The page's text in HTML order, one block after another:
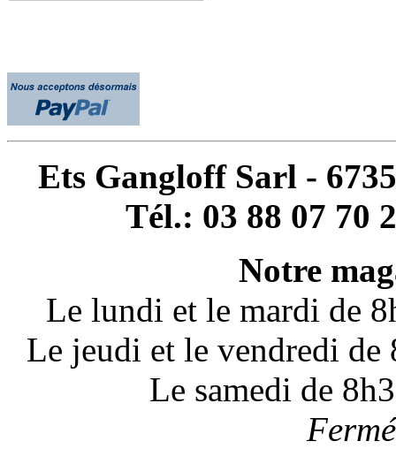
Ets Gangloff Sarl -
Tél.: 03 88 07 70
Notre
Le lundi et le mardi de
Le jeudi et le vendredi de
Le samedi de